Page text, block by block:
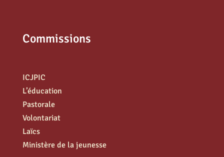
Commissions
ICJPIC
L’éducation
Pastorale
Volontariat
Laïcs
Ministère de la jeunesse